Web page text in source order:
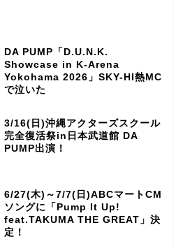
DA PUMP「D.U.N.K.
Showcase in K-Arena
Yokohama 2026」SKY-HI熱MC
で泣いた
3/16(日)沖縄アクターズスクール
完全復活祭in日本武道館 DA
PUMP出演！
6/27(木)～7/7(日)ABCマートCM
ソングに「Pump It Up!
feat.TAKUMA THE GREAT」決
定！